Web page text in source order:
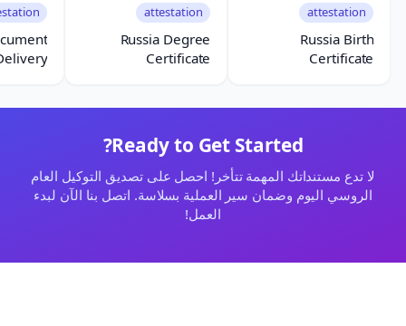
attestation
Russia Birth
Certificate
attestation
Russia Degree
Certificate
Ready to Get Started?
لا تدع مستنداتك المهمة تتأخر! احصل على تصديق التوكيل العام
الروسي اليوم وضمان سير العملية بسلاسة. اتصل بنا الآن لبدء
العمل!